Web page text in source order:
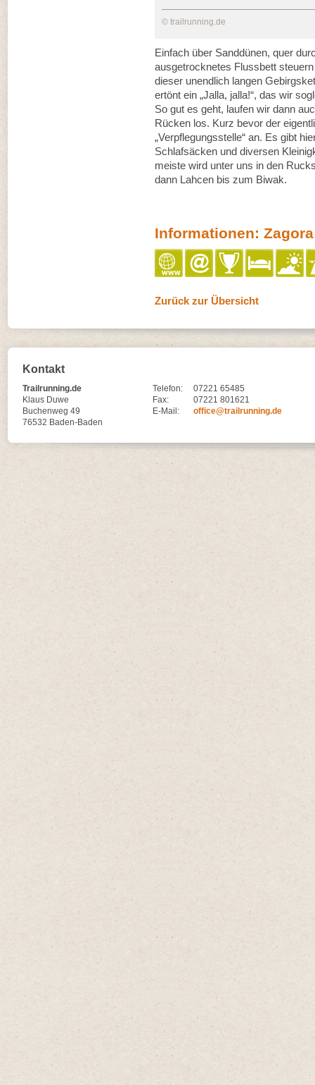
© trailrunning.de
Einfach über Sanddünen, quer
ausgetrocknetes Flussbett
dieser unendlich langen
ertönt ein „Jalla, jalla!“, das wir
So gut es geht, laufen wir dann
Rücken los. Kurz bevor der
„Verpflegungsstelle“ an. Es gibt
Schlafsäcken und diversen
meiste wird unter uns in den
dann Lahcen bis zum Biwak.
Informationen:
Zurück zur Übersicht
Kontakt
Trailrunning.de
Klaus Duwe
Buchenweg 49
76532 Baden-Baden
Telefon:
07221 65485
Fax:
07221 801621
E-Mail:
office@trailrunning.de